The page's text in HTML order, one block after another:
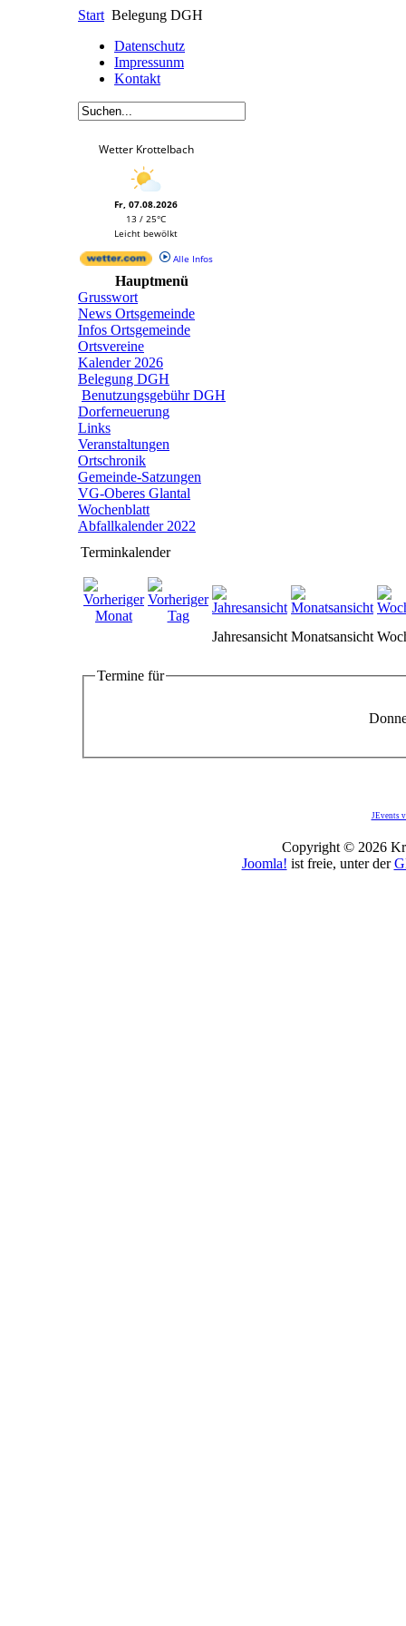
Start Belegung DGH
Datenschutz
Impressunm
Kontakt
Wetter Krottelbach
Fr, 07.08.2026
13 / 25°C
Leicht bewölkt
Alle Infos
Hauptmenü
Grusswort
News Ortsgemeinde
Infos Ortsgemeinde
Ortsvereine
Kalender 2026
Belegung DGH
Benutzungsgebühr DGH
Dorferneuerung
Links
Veranstaltungen
Ortschronik
Gemeinde-Satzungen
VG-Oberes Glantal
Wochenblatt
Abfallkalender 2022
Terminkalender
Jahresansicht Monatsansicht
Termine für
JEvents
Copyright © 2026
Joomla! ist freie, unter der